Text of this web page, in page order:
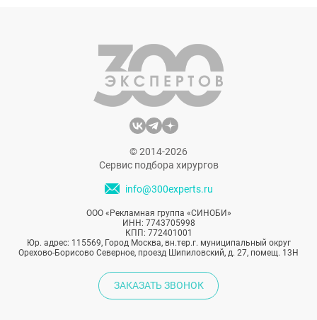
© 2014-2026
Сервис подбора хирургов
info@300experts.ru
ООО «Рекламная группа «СИНОБИ»
ИНН: 7743705998
КПП: 772401001
Юр. адрес: 115569, Город Москва, вн.тер.г. муниципальный округ
Орехово-Борисово Северное, проезд Шипиловский, д. 27, помещ. 13Н
ЗАКАЗАТЬ ЗВОНОК